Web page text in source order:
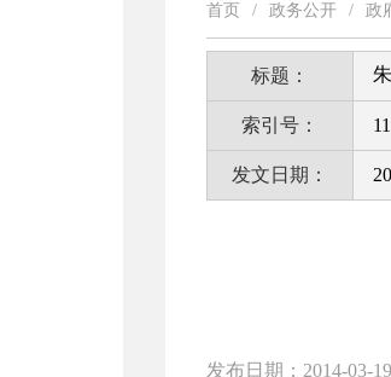
首页 / 政务公开 / 政
标题：
索引号：
发文日期：
发布日期：2014-03-19